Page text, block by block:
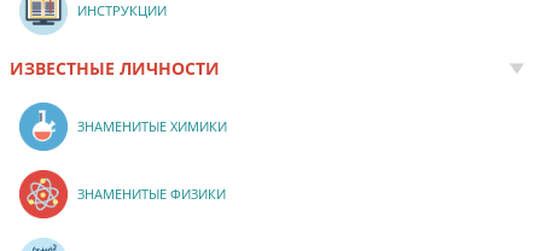
ИНСТРУКЦИИ
ИЗВЕСТНЫЕ ЛИЧНОСТИ
ЗНАМЕНИТЫЕ ХИМИКИ
ЗНАМЕНИТЫЕ ФИЗИКИ